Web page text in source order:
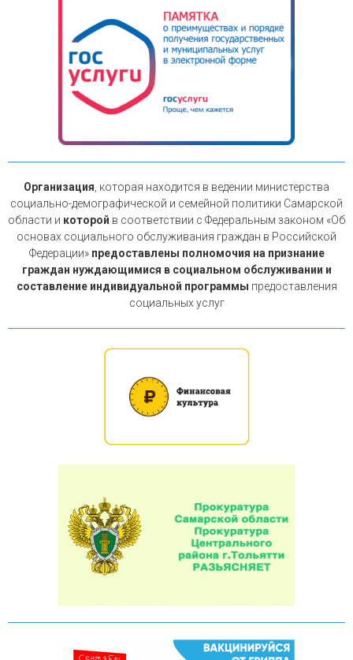
Организация , которая находится в ведении министерства
социально-демографической и семейной политики Самарской
области и которой в соответствии с Федеральным законом «Об
основах социального обслуживания граждан в Российской
Федерации» предоставлены полномочия на признание
граждан нуждающимися в социальном обслуживании и
составление индивидуальной программы предоставления
социальных услуг